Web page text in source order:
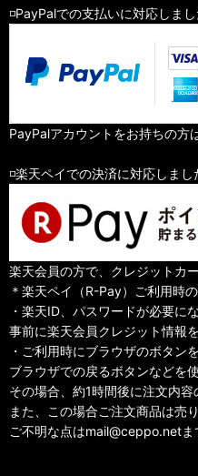
◽️PayPalでの支払いに対応しまし
PayPalアカウントをお持ちの方
◽️楽天ペイでの決済に対応しまし
楽天会員の方で、クレジットカ
＊楽天ペイ（R-Pay）ご利用時
・楽天ID、パスワードが必要に
事前に楽天会員クレジット情報
・ご利用時にブラウザのボタン
ブラウザでの戻るボタンなどを
その場合、約1時間後に注文内容
また、この場合ご注文商品は売
ご不明な点はmail@ceppo.netま